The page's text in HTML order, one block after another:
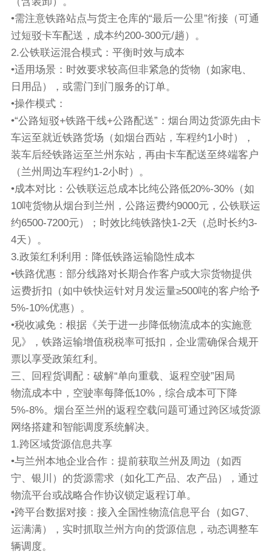
•需注意铁路站点与货主仓库的“最后一公里”衔接（可通
过短驳卡车配送，成本约200-300元/趟）。
2.公铁联运混合模式：平衡时效与成本
•适用场景：时效要求较高但非紧急的货物（如家电、
日用品），或需门到门服务的订单。
•操作模式：
•“公路短驳+铁路干线+公路配送”：烟台周边货源先由卡
车运至就近铁路货场（如烟台西站，车程约1小时），
装车后经铁路运至兰州东站，再由卡车配送至终端客户
（兰州周边车程约1-2小时）。
•成本对比：公铁联运总成本比纯公路低20%-30%（如
10吨货物从烟台到兰州，公路运费约9000元，公铁联运
约6500-7200元）；时效比纯铁路快1-2天（总时长约3-
4天）。
3.政策红利利用：降低铁路运输隐性成本
•铁路优惠：部分线路对长期合作客户或大宗货物提供
运费折扣（如中铁快运针对月发运量≥500吨的客户给予
5%-10%优惠）。
•税收减免：根据《关于进一步降低物流成本的实施意
见》，铁路运输增值税税率可抵扣，企业需确保合规开
票以享受政策红利。
三、回程货调配：破解“单向重载、返程空驶”困局
物流成本中，空驶率每降低10%，综合成本可下降
5%-8%。烟台至兰州的返程空载问题可通过跨区域货源
网络搭建和智能调度系统解决。
1.跨区域货源信息共享
•与兰州本地企业合作：提前获取兰州及周边（如西
宁、银川）的货源需求（如化工产品、农产品），通过
物流平台或战略合作协议锁定返程订单。
•跨平台数据对接：接入全国性物流信息平台（如G7、
运满满），实时抓取兰州方向的货源信息，动态调整车
辆调度。